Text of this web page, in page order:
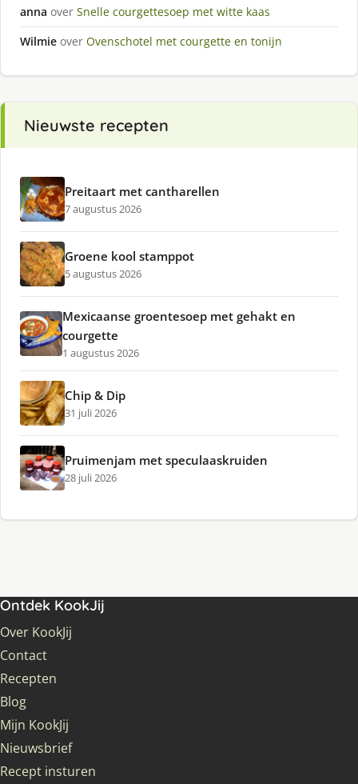
anna over Snelle courgettesoep met witte kaas
Wilmie over Ovenschotel met courgette en tonijn
Nieuwste recepten
Preitaart met cantharellen
7 augustus 2026
Groene kool stamppot
5 augustus 2026
Mexicaanse groentesoep met gehakt en
courgette
1 augustus 2026
Chip & Dip
31 juli 2026
Pruimenjam met speculaaskruiden
28 juli 2026
Ontdek KookJij
Over KookJij
Contact
Recepten
Blog
Mijn KookJij
Nieuwsbrief
Recept insturen